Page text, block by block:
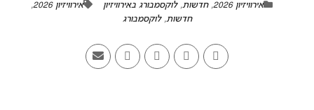
אירוויזיון 2026 ,חדשות,לוקסמבורג באירוויזיון אירוויזיון 2026
,
חדשות,לוקסמבורג